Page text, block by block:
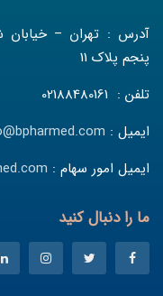
آدرس : تهران – خیابان
پنجم پلاک 11
تلفن : 02188480161
ایمیل :
ایمیل امور سهام :
ما را دنبال کنید